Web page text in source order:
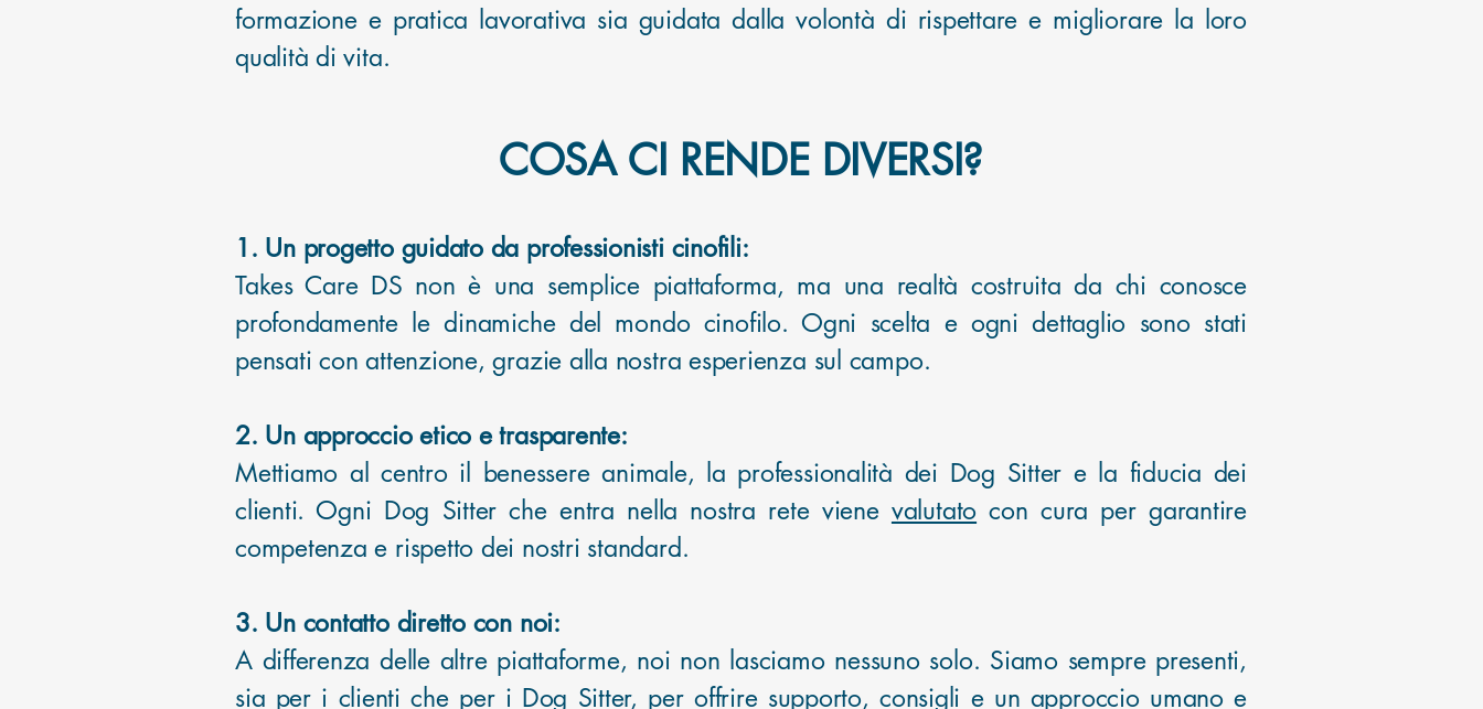
formazione e pratica lavorativa sia guidata dalla volontà di rispettare e migliorare la loro
qualità di vita.
COSA CI RENDE DIVERSI?​​​​​​​​​
1. Un progetto guidato da professionisti cinofili:
Takes Care DS non è una semplice piattaforma, ma una realtà costruita da chi conosce
profondamente le dinamiche del mondo cinofilo. Ogni scelta e ogni dettaglio sono stati
pensati con attenzione, grazie alla nostra esperienza sul campo.
2. Un approccio etico e trasparente:
Mettiamo al centro il benessere animale, la professionalità dei Dog Sitter e la fiducia dei
clienti. Ogni Dog Sitter che entra nella nostra rete viene valutato con cura per garantire
competenza e rispetto dei nostri standard.
3. Un contatto diretto con noi:
A differenza delle altre piattaforme, noi non lasciamo nessuno solo. Siamo sempre presenti,
sia per i clienti che per i Dog Sitter, per offrire supporto, consigli e un approccio umano e